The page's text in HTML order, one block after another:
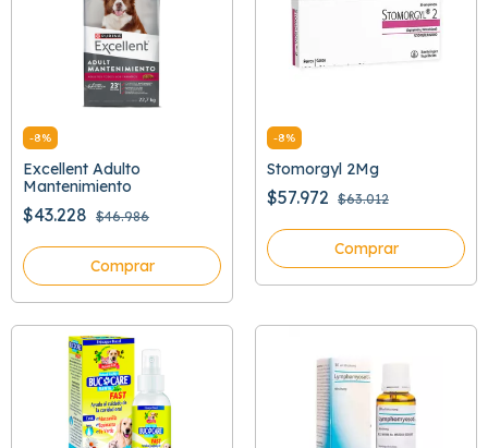
-8%
Excellent Adulto
Mantenimiento
$43.228 $46.986
Comprar
-8%
Stomorgyl 2Mg
$57.972 $63.012
Comprar